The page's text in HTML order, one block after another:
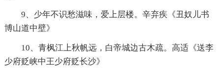
9、少年不识愁滋味，爱上层楼。辛弃疾《丑奴儿书
博山道中壁》
10、青枫江上秋帆远，白帝城边古木疏。高适《送李
少府贬峡中王少府贬长沙》